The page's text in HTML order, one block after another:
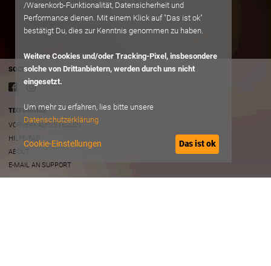
SOCIAL
TIXFORGIGS
VORVERKAUFSSTELLEN
HILFE/FAQ
ABOUT
E-MAIL AN SUPPORT
/Warenkorb-Funktionalität, Datensicherheit und
Performance dienen. Mit einem Klick auf "Das ist ok"
bestätigt Du, dies zur Kenntnis genommen zu haben.
Weitere Cookies und/oder Tracking-Pixel, insbesondere
solche von Drittanbietern, werden durch uns nicht
eingesetzt.
Um mehr zu erfahren, lies bitte unsere
Datenschutzerklärung
Cookie-Einstellungen Das ist ok